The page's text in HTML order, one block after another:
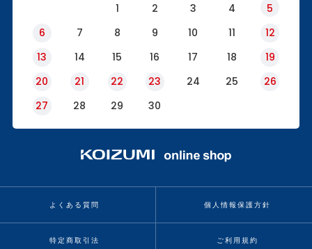
1 2 3 4
5
6
7 8 9 10 11
12
13
14 15 16 17 18
19
20
21 22 23 24 25
26
27
28 29 30
よくある質問 個人情報保護方針
特定商取引法 ご利用規約